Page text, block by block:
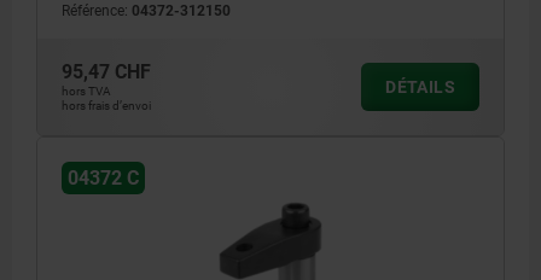
Référence: 04372-312150
95,47 CHF
hors TVA
hors frais d’envoi
DÉTAILS
04372 C